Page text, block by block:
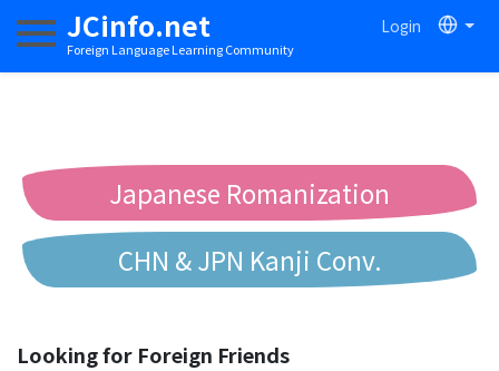
JCinfo.net
Foreign Language Learning Community
Login
Toggle navigation
Japanese Romanization
CHN & JPN Kanji Conv.
Looking for Foreign Friends